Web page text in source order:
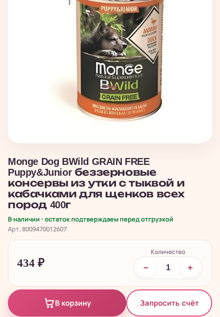
Monge Dog BWild GRAIN FREE
Puppy&Junior беззерновые
консервы из утки с тыквой и
кабачками для щенков всех
пород 400г
В наличии · остаток подтверждаем перед отгрузкой
Арт. 8009470012607
434 ₽
Количество
− +
В корзину Запросить счёт